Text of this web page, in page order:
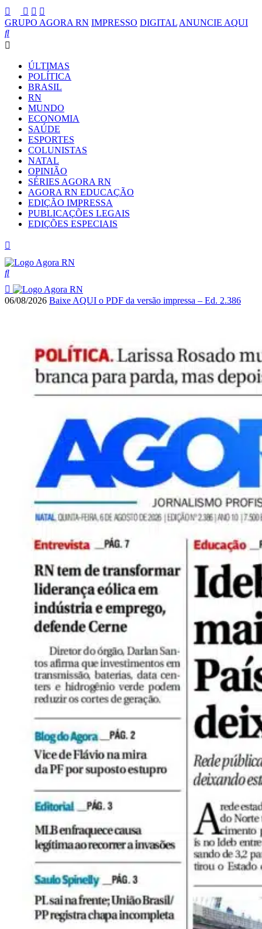
GRUPO AGORA RN IMPRESSO DIGITAL ANUNCIE AQUI
ÚLTIMAS
POLÍTICA
BRASIL
RN
MUNDO
ECONOMIA
SAÚDE
ESPORTES
COLUNISTAS
NATAL
OPINIÃO
SÉRIES AGORA RN
AGORA RN EDUCAÇÃO
EDIÇÃO IMPRESSA
PUBLICAÇÕES LEGAIS
EDIÇÕES ESPECIAIS
06/08/2026 Baixe AQUI o PDF da versão impressa – Ed. 2.386